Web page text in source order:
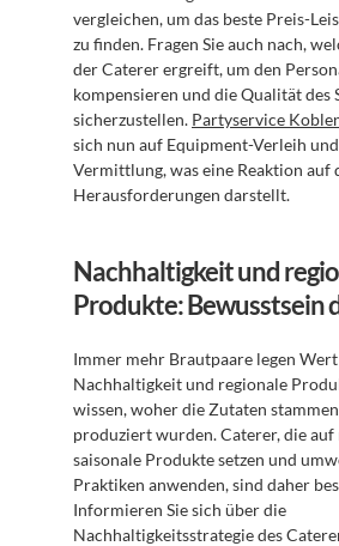
vergleichen, um das beste Preis-
zu finden. Fragen Sie auch nach,
der Caterer ergreift, um den
kompensieren und die Qualität des
sicherzustellen. Partyservice
sich nun auf Equipment-Verleih
Vermittlung, was eine Reaktion auf
Herausforderungen darstellt.
Nachhaltigkeit und
Produkte: Bewusstsein
Immer mehr Brautpaare legen
Nachhaltigkeit und regionale
wissen, woher die Zutaten
produziert wurden. Caterer, die auf
saisonale Produkte setzen und
Praktiken anwenden, sind daher
Informieren Sie sich über die
Nachhaltigkeitsstrategie des